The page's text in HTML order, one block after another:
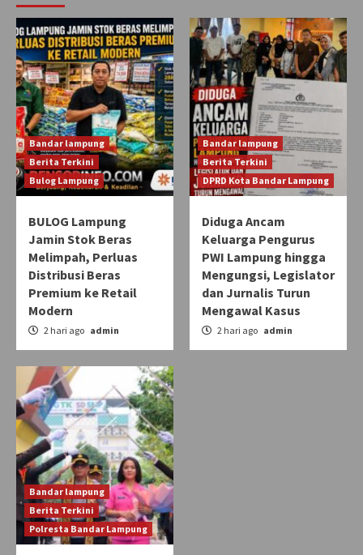
Bandar lampung
Berita Terkini
Bulog Lampung
BULOG Lampung
Jamin Stok Beras
Melimpah, Perluas
Distribusi Beras
Premium ke Retail
Modern
2 hari ago admin
Bandar lampung
Berita Terkini
DPRD Kota Bandar Lampung
Diduga Ancam
Keluarga Pengurus
PWI Lampung hingga
Mengungsi, Legislator
dan Jurnalis Turun
Mengawal Kasus
2 hari ago admin
Bandar lampung
Berita Terkini
Polresta Bandar Lampung